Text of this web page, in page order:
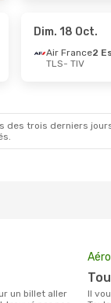
Swiss International Air Lines
Dim. 18 Oct.
Air France2
TLS- TIV
trois derniers
Il vous faudra rejoindre l'aéroport